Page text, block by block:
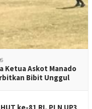
Ketua Askot Manado
Bibit Unggul
ke-81 RI, PLN UP3